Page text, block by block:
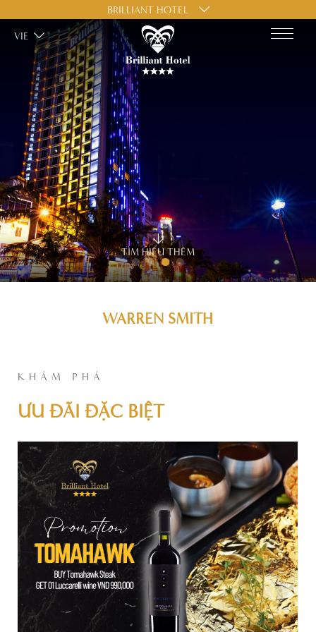
TÌM HIỂU THÊM
VIE
BRILLIANT HOTEL
WARREN SMITH
KHÁM PHÁ
ƯU ĐÃI ĐẶC BIỆT